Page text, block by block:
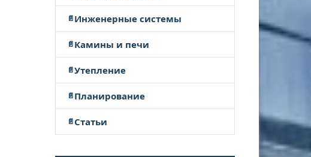
Инженерные системы
Камины и печи
Утепление
Планирование
Статьи